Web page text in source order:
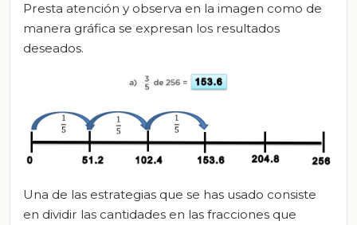
Presta atención y observa en la imagen como de
manera gráfica se expresan los resultados
deseados.
Una de las estrategias que se has usado consiste
en dividir las cantidades en las fracciones que